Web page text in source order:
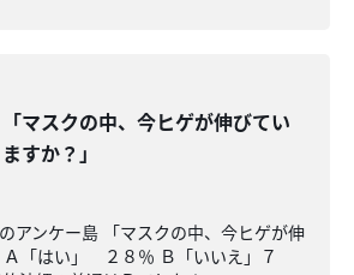
「マスクの中、今ヒゲが伸びてい
ますか？」
アンケー島 「マスクの中、今ヒゲが伸
Ａ「はい」 ２８％ Ｂ「いいえ」７